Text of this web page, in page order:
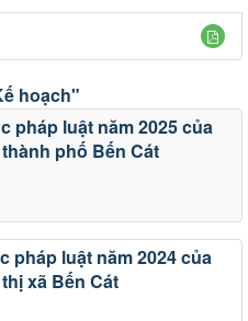
hoạch"
pháp luật năm 2025 của
phố Bến Cát
pháp luật năm 2024 của
xã Bến Cát